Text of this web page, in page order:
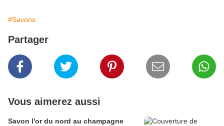
#Savons
Partager
Vous aimerez aussi
Savon l'or du nord au champagne